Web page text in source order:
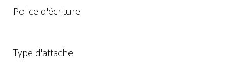
Police d'écriture
Type d'attache